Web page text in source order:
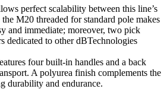
perfect scalability between this line’s
M20 threaded for standard pole makes
and immediate; moreover, two pick
dedicated to other dBTechnologies
four built-in handles and a back
A polyurea finish complements the
durability and endurance.